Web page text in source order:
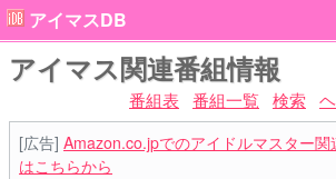
アイマスDB
アイマス関連番組情報
番組表 番組一覧 検索
[広告] Amazon.co.jpでのアイドルマスター
はこちらから